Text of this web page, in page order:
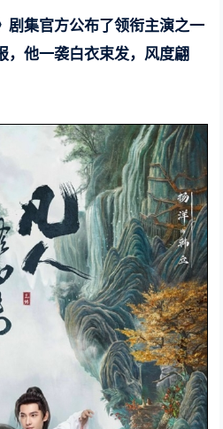
剧集官方公布了领衔主演之一
，他一袭白衣束发，风度翩